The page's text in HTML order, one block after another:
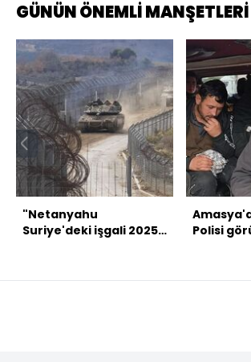
GÜNÜN ÖNEMLİ MANŞETLERİ
"Netanyahu
Suriye'deki işgali 2025
Polisi